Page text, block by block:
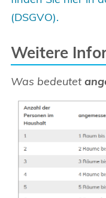
(DSGVO).
Weitere
Was bedeutet